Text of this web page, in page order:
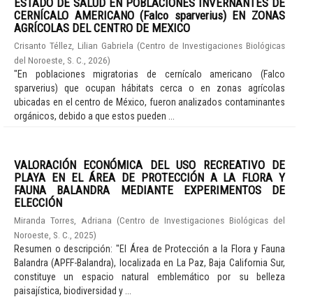
CERNÍCALO AMERICANO (Falco sparverius) EN ZONAS
AGRÍCOLAS DEL CENTRO DE MEXICO
Crisanto Téllez, Lilian Gabriela (Centro de Investigaciones Biológicas
del Noroeste, S. C.
2026)
"En poblaciones migratorias de cernícalo americano (Falco
sparverius) que ocupan hábitats cerca o en zonas agrícolas
ubicadas en el centro de México, fueron analizados contaminantes
orgánicos, debido a que estos pueden ...
VALORACIÓN ECONÓMICA DEL USO RECREATIVO DE
PLAYA EN EL ÁREA DE PROTECCIÓN A LA FLORA Y
FAUNA BALANDRA MEDIANTE EXPERIMENTOS DE
ELECCIÓN
Miranda Torres, Adriana (Centro de Investigaciones Biológicas del
Noroeste, S. C.
2025)
Resumen o descripción: "El Área de Protección a la Flora y Fauna
Balandra (APFF-Balandra), localizada en La Paz, Baja California Sur,
constituye un espacio natural emblemático por su belleza
paisajística, biodiversidad y ...